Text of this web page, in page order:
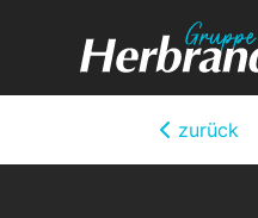
zurück